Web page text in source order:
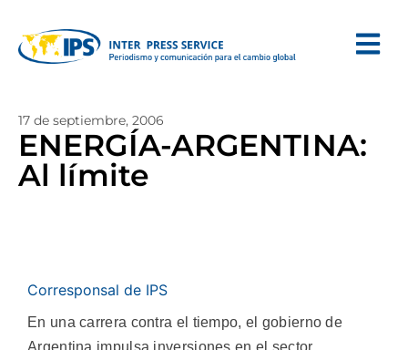
17 de septiembre, 2006
ENERGÍA-ARGENTINA:
Al límite
Corresponsal de IPS
En una carrera contra el tiempo, el gobierno de
Argentina impulsa inversiones en el sector